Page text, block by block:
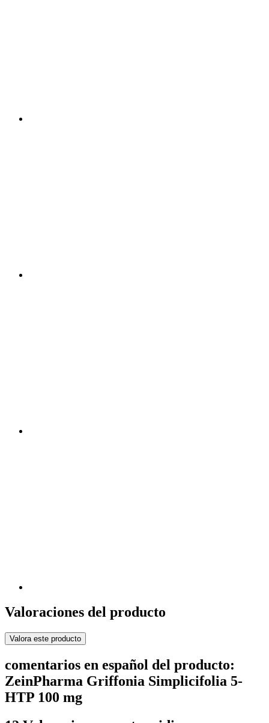
Valoraciones del producto
Valora este producto
comentarios en español del producto:
ZeinPharma Griffonia Simplicifolia 5-
HTP 100 mg